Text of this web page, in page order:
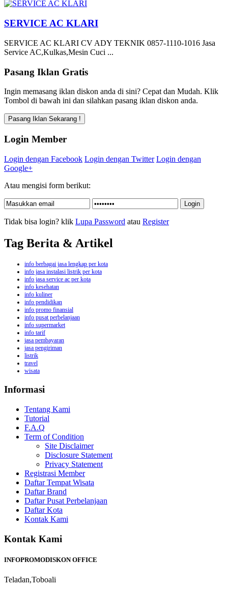
SERVICE AC KLARI
SERVICE AC KLARI CV ADY TEKNIK 0857-1110-1016 Jasa
Service AC,Kulkas,Mesin Cuci ...
Pasang Iklan Gratis
Ingin memasang iklan diskon anda di sini? Cepat dan Mudah. Klik
Tombol di bawah ini dan silahkan pasang iklan diskon anda.
Login Member
Login dengan Facebook Login dengan Twitter Login dengan
Google+
Atau mengisi form berikut:
Tidak bisa login? klik Lupa Password atau Register
Tag Berita & Artikel
info berbagai jasa lengkap per kota
info jasa instalasi listrik per kota
info jasa service ac per kota
info kesehatan
info kuliner
info pendidikan
info promo finansial
info pusat perbelanjaan
info supermarket
info tarif
jasa pembayaran
jasa pengiriman
listrik
travel
wisata
Informasi
Tentang Kami
Tutorial
F.A.Q
Term of Condition
Site Disclaimer
Disclosure Statement
Privacy Statement
Registrasi Member
Daftar Tempat Wisata
Daftar Brand
Daftar Pusat Perbelanjaan
Daftar Kota
Kontak Kami
Kontak Kami
INFOPROMODISKON OFFICE
Teladan,Toboali